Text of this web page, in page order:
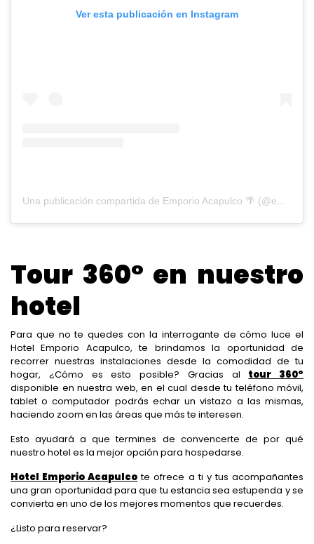
Ver esta publicación en Instagram
Una publicación compartida de Emporio Acapulco 🌴 (@emporioacapulco)
Tour 360° en nuestro
hotel
Para que no te quedes con la interrogante de cómo luce el
Hotel Emporio Acapulco, te brindamos la oportunidad de
recorrer nuestras instalaciones desde la comodidad de tu
hogar, ¿Cómo es esto posible? Gracias al tour 360°
disponible en nuestra web, en el cual desde tu teléfono móvil,
tablet o computador podrás echar un vistazo a las mismas,
haciendo zoom en las áreas que más te interesen.
Esto ayudará a que termines de convencerte de por qué
nuestro hotel es la mejor opción para hospedarse.
Hotel Emporio Acapulco te ofrece a ti y tus acompañantes
una gran oportunidad para que tu estancia sea estupenda y se
convierta en uno de los mejores momentos que recuerdes.
¿Listo para reservar?